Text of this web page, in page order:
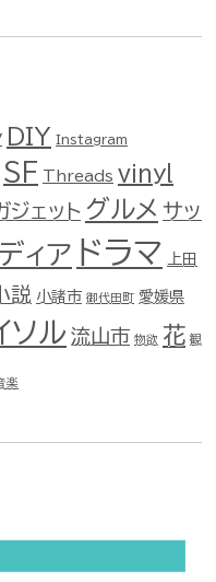
DIY Instagram
SF Threads vinyl
ジェット グルメ サッ
ィア ドラマ 上田
説 小諸市 御代田町 愛媛県
ソル 流山市 物欲 花 観
楽